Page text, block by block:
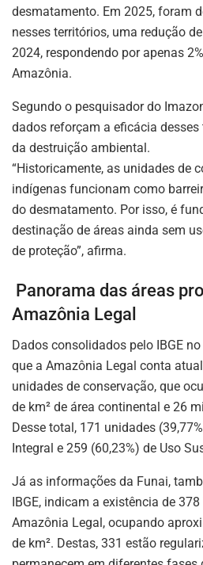
desmatamento. Em 2025, foram
nesses territórios, uma redução
2024, respondendo por apenas
Amazônia.
Segundo o pesquisador do
dados reforçam a eficácia
da destruição ambiental.
“Historicamente, as unidades de
indígenas funcionam como
do desmatamento. Por isso, é
destinação de áreas ainda sem
de proteção”, afirma.
Panorama das áreas
Amazônia Legal
Dados consolidados pelo IBGE
que a Amazônia Legal conta
unidades de conservação, que
de km² de área continental e 26
Desse total, 171 unidades
Integral e 259 (60,23%) de Uso
Já as informações da Funai,
IBGE, indicam a existência de
Amazônia Legal, ocupando
de km². Destas, 331 estão